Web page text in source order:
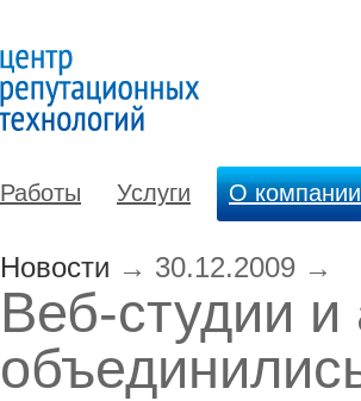
Работы Услуги О компании
Новости → 30.12.2009 →
Веб-студии и